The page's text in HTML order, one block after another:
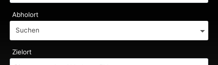
Abholort
Suchen
Zielort